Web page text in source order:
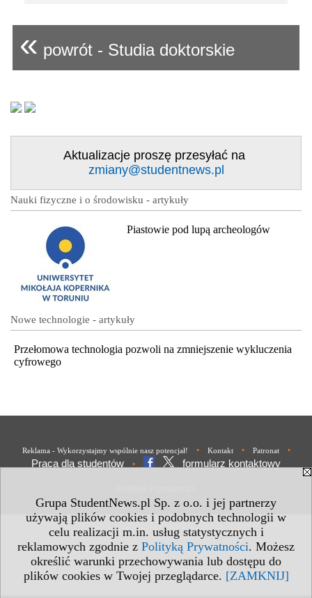
Grupa StudentNews.pl Sp. z o.o. i jej partnerzy
używają plików cookies i podobnych technologii w
celu realizacji m.in. usług statystycznych i
reklamowych zgodnie z Polityką Prywatności. Możesz
określić warunki przechowywania lub dostępu do
plików cookies w Twojej przeglądarce. [ZAMKNIJ]
« powrót - Studia doktorskie
Aktualizacje proszę przesyłać na
zmiany@studentnews.pl
Nauki fizyczne i o środowisku - artykuły
Piastowie pod lupą archeologów
Nowe technologie - artykuły
Przełomowa technologia pozwoli na zmniejszenie wykluczenia
cyfrowego
Reklama - Wykorzystajmy wspólnie nasz potencjał! • Kontakt • Patronat •
Praca dla studentów • formularz kontaktowy